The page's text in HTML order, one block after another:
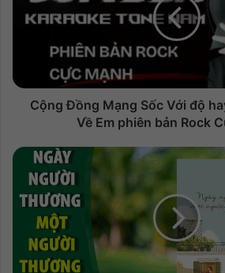
Cộng Đồng Mạng Sốc Với độ
Về Em phiên bản Rock